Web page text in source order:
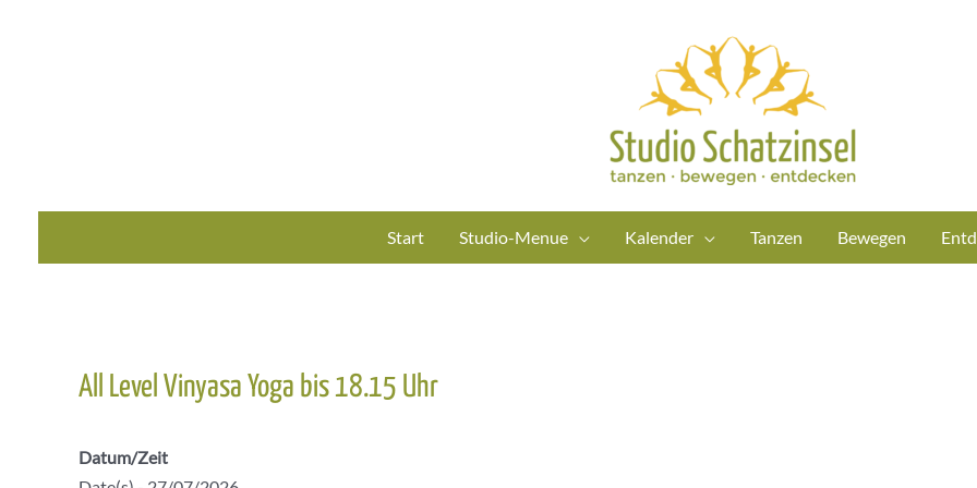
Start Studio-Menue Kalender Tanzen Bewegen
All Level Vinyasa Yoga bis 18.15 Uhr
Datum/Zeit